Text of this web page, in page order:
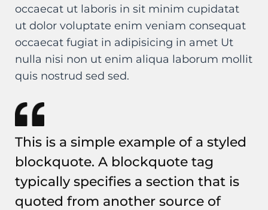
occaecat ut laboris in sit minim cupidatat
ut dolor voluptate enim veniam consequat
occaecat fugiat in adipisicing in amet Ut
nulla nisi non ut enim aliqua laborum mollit
quis nostrud sed sed.
This is a simple example of a styled
blockquote. A blockquote tag
typically specifies a section that is
quoted from another source of